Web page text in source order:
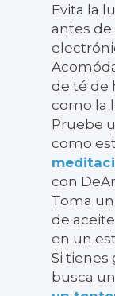
Evita la
antes de
de té de
como la
Pruebe
como
con
Toma
de
en un
Si tienes
busca un